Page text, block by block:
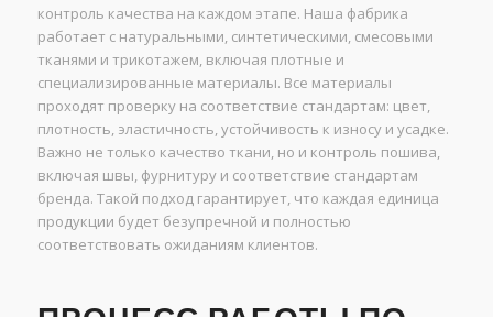
контроль качества на каждом этапе. Наша фабрика
работает с натуральными, синтетическими, смесовыми
тканями и трикотажем, включая плотные и
специализированные материалы. Все материалы
проходят проверку на соответствие стандартам: цвет,
плотность, эластичность, устойчивость к износу и усадке.
Важно не только качество ткани, но и контроль пошива,
включая швы, фурнитуру и соответствие стандартам
бренда. Такой подход гарантирует, что каждая единица
продукции будет безупречной и полностью
соответствовать ожиданиям клиентов.